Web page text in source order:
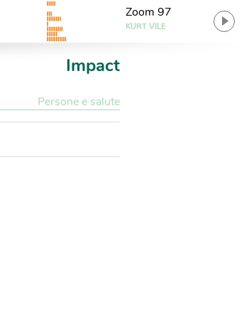
Zoom 97
KURT VILE
Impact
Persone e salute